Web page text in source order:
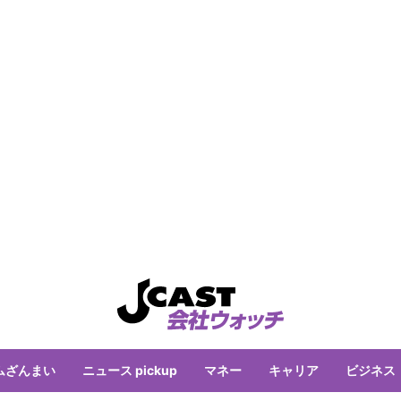
ざんまい ニュース pickup マネー キャリア ビジネス